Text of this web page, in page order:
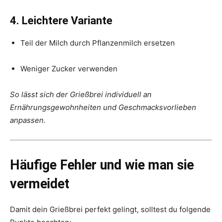
4. Leichtere Variante
Teil der Milch durch Pflanzenmilch ersetzen
Weniger Zucker verwenden
So lässt sich der Grießbrei individuell an
Ernährungsgewohnheiten und Geschmacksvorlieben
anpassen.
Häufige Fehler und wie man sie
vermeidet
Damit dein Grießbrei perfekt gelingt, solltest du folgende